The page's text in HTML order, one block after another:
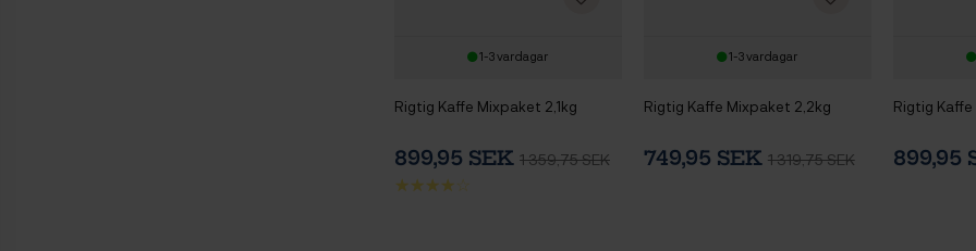
1-3 vardagar
Rigtig Kaffe Mixpaket 2,1kg
899,95 SEK 1 359,75 SEK
1-3 vardagar
Rigtig Kaffe Mixpaket 2,2kg
749,95 SEK 1 319,75 SEK
Rigtig
899,95